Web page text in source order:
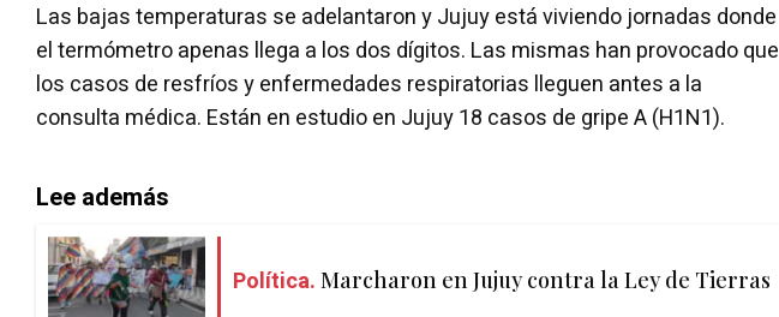
Las bajas temperaturas se adelantaron y Jujuy está viviendo jornadas donde
el termómetro apenas llega a los dos dígitos. Las mismas han provocado que
los casos de resfríos y enfermedades respiratorias lleguen antes a la
consulta médica. Están en estudio en Jujuy 18 casos de gripe A (H1N1).
Lee además
Política. Marcharon en Jujuy contra la Ley de Tierras